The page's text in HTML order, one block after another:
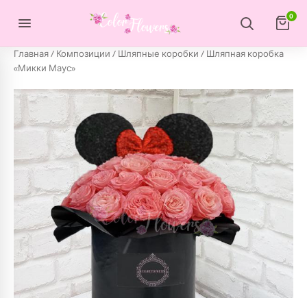
0
Главная/ Композиции / Шляпные коробки / Шляпная коробка
«Микки Маус»